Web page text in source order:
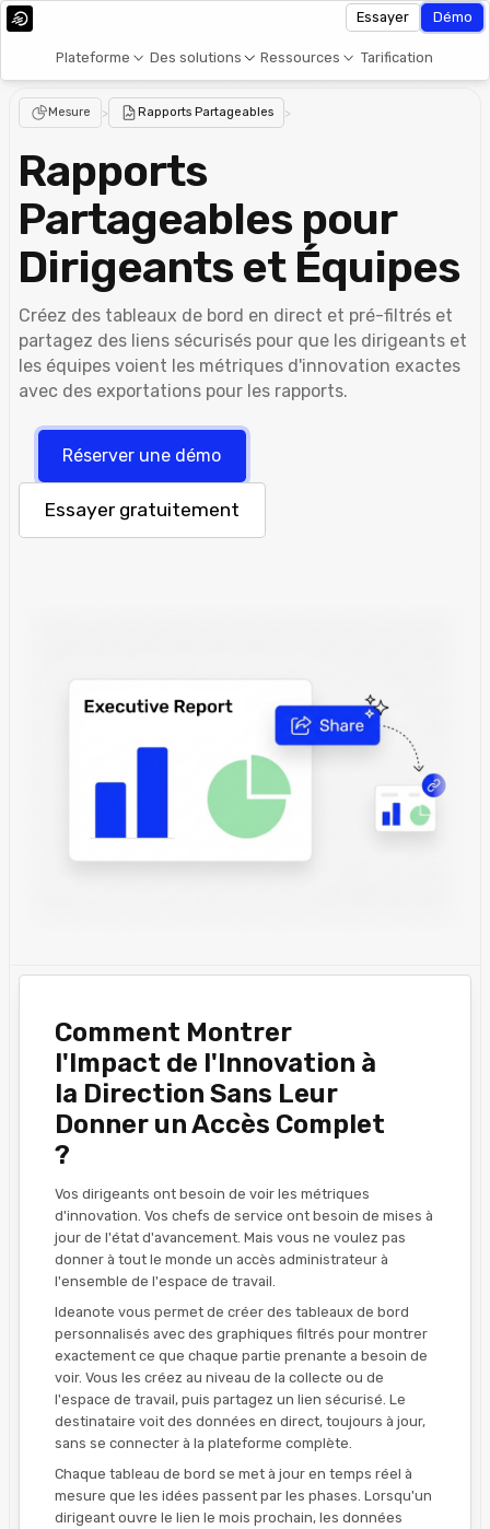
Plateforme Des solutions Ressources Tarification
Essayer Démo
Mesure > Rapports Partageables >
Rapports
Partageables pour
Dirigeants et Équipes
Créez des tableaux de bord en direct et pré-filtrés et
partagez des liens sécurisés pour que les dirigeants et
les équipes voient les métriques d'innovation exactes
avec des exportations pour les rapports.
Réserver une démo
Essayer gratuitement
Comment Montrer
l'Impact de l'Innovation à
la Direction Sans Leur
Donner un Accès Complet
?
Vos dirigeants ont besoin de voir les métriques
d'innovation. Vos chefs de service ont besoin de mises à
jour de l'état d'avancement. Mais vous ne voulez pas
donner à tout le monde un accès administrateur à
l'ensemble de l'espace de travail.
Ideanote vous permet de créer des tableaux de bord
personnalisés avec des graphiques filtrés pour montrer
exactement ce que chaque partie prenante a besoin de
voir. Vous les créez au niveau de la collecte ou de
l'espace de travail, puis partagez un lien sécurisé. Le
destinataire voit des données en direct, toujours à jour,
sans se connecter à la plateforme complète.
Chaque tableau de bord se met à jour en temps réel à
mesure que les idées passent par les phases. Lorsqu'un
dirigeant ouvre le lien le mois prochain, les données